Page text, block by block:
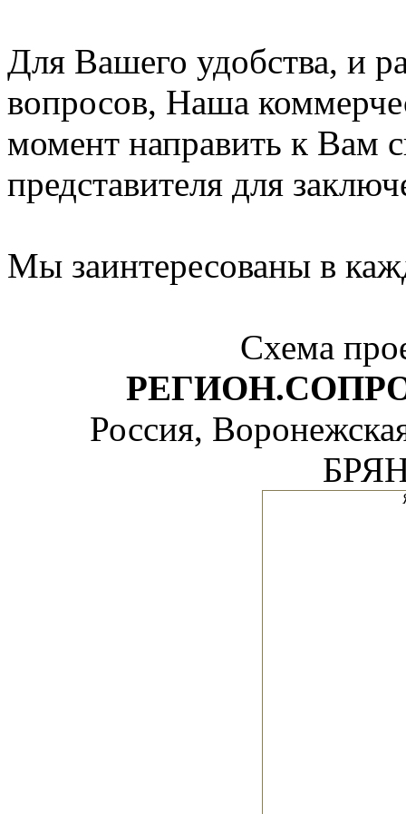
Для Вашего удобства, и
вопросов, Наша
момент направить к Вам
представителя для
Мы заинтересованы в
Схема
Россия,